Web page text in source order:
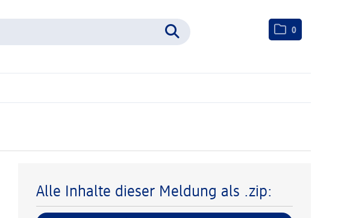
0
Alle Inhalte dieser Meldung als .zip: